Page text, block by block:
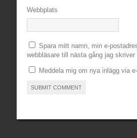
Webbplats
Spara mitt namn, min e-
webbläsare till nästa gång jag skriver
Meddela mig om nya inlägg via